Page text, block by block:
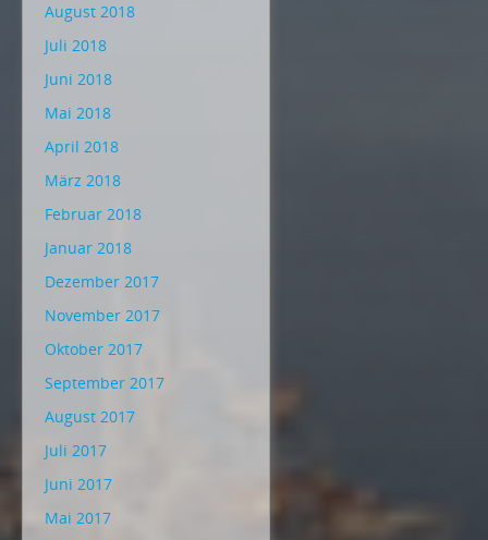
August 2018
Juli 2018
Juni 2018
Mai 2018
April 2018
März 2018
Februar 2018
Januar 2018
Dezember 2017
November 2017
Oktober 2017
September 2017
August 2017
Juli 2017
Juni 2017
Mai 2017